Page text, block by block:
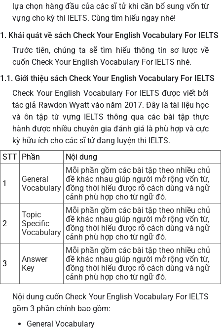
lựa chọn hàng đầu của các sĩ tử khi cần bổ sung vốn từ
vựng cho kỳ thi IELTS. Cùng tìm hiểu ngay nhé!
1. Khái quát về sách Check Your English Vocabulary For IELTS
Trước tiên, chúng ta sẽ tìm hiểu thông tin sơ lược về
cuốn Check Your English Vocabulary For IELTS nhé.
1.1. Giới thiệu sách Check Your English Vocabulary For IELTS
Check Your English Vocabulary For IELTS được viết bởi
tác giả Rawdon Wyatt vào năm 2017. Đây là tài liệu học
và ôn tập từ vựng IELTS thông qua các bài tập thực
hành được nhiều chuyên gia đánh giá là phù hợp và cực
kỳ hữu ích cho các sĩ tử đang luyện thi IELTS.
STT Phần Nội dung
1
General
Vocabulary
Mỗi phần gồm các bài tập theo nhiều chủ
đề khác nhau giúp người mở rộng vốn từ,
đồng thời hiểu được rõ cách dùng và ngữ
cảnh phù hợp cho từ ngữ đó.
2
Topic
Specific
Vocabulary
Mỗi phần gồm các bài tập theo nhiều chủ
đề khác nhau giúp người mở rộng vốn từ,
đồng thời hiểu được rõ cách dùng và ngữ
cảnh phù hợp cho từ ngữ đó.
3
Answer
Key
Mỗi phần gồm các bài tập theo nhiều chủ
đề khác nhau giúp người mở rộng vốn từ,
đồng thời hiểu được rõ cách dùng và ngữ
cảnh phù hợp cho từ ngữ đó.
Nội dung cuốn Check Your English Vocabulary For IELTS
gồm 3 phần chính bao gồm:
General Vocabulary